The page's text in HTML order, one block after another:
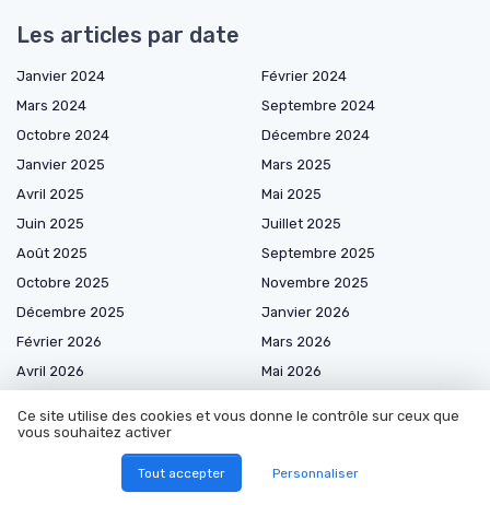
Les articles par date
Janvier 2024
Février 2024
Mars 2024
Septembre 2024
Octobre 2024
Décembre 2024
Janvier 2025
Mars 2025
Avril 2025
Mai 2025
Juin 2025
Juillet 2025
Août 2025
Septembre 2025
Octobre 2025
Novembre 2025
Décembre 2025
Janvier 2026
Février 2026
Mars 2026
Avril 2026
Mai 2026
Août 2026
Ce site utilise des cookies et vous donne le contrôle sur ceux que
vous souhaitez activer
Tout accepter Personnaliser